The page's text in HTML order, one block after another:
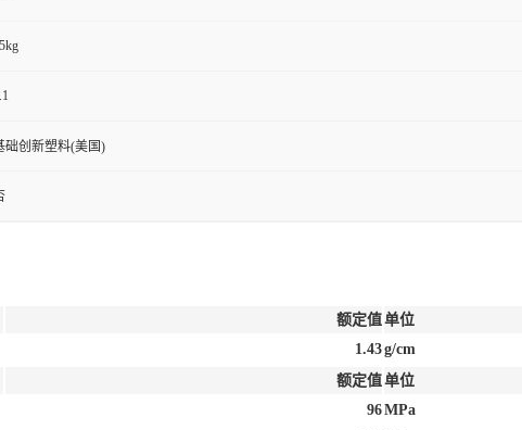
础创新塑料(美国)
额定值单位
1.43g/cm
额定值单位
96MPa